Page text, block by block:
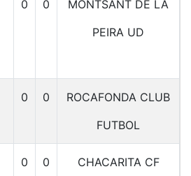
0 0
MONTSANT DE LA
PEIRA UD
0 0
ROCAFONDA CLUB
FUTBOL
0 0 CHACARITA CF